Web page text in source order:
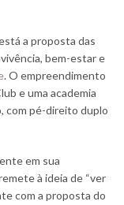
a proposta das
bem-estar e
. O empreendimento
e uma academia
com pé-direito duplo
em sua
à ideia de “ver
com a proposta do